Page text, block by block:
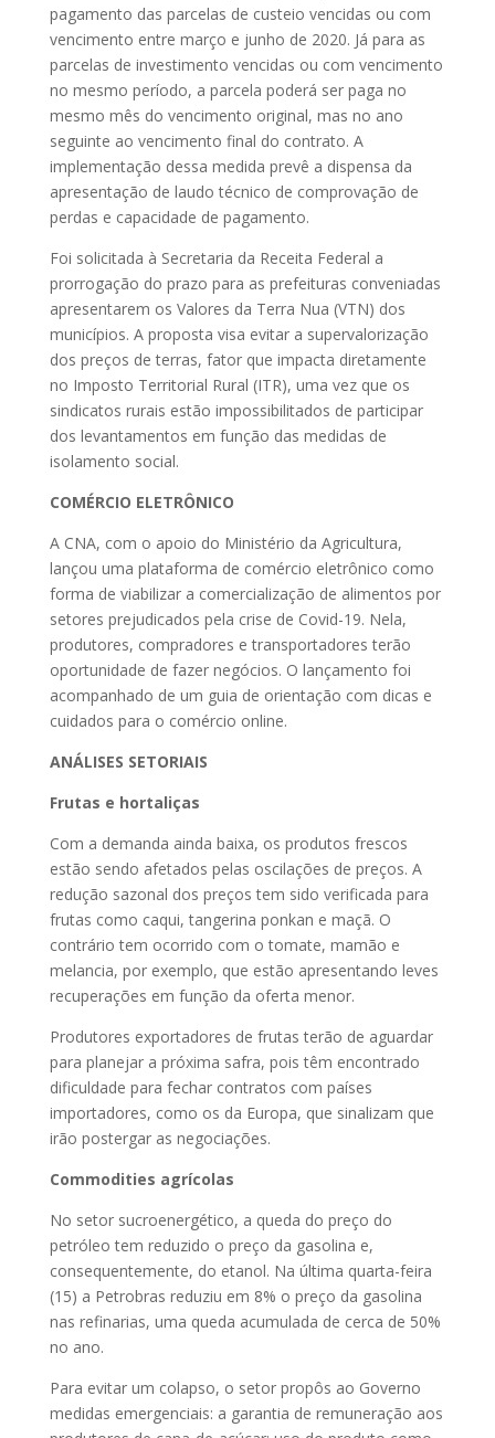
pagamento das parcelas de custeio vencidas ou com
vencimento entre março e junho de 2020. Já para as
parcelas de investimento vencidas ou com vencimento
no mesmo período, a parcela poderá ser paga no
mesmo mês do vencimento original, mas no ano
seguinte ao vencimento final do contrato. A
implementação dessa medida prevê a dispensa da
apresentação de laudo técnico de comprovação de
perdas e capacidade de pagamento.
Foi solicitada à Secretaria da Receita Federal a
prorrogação do prazo para as prefeituras conveniadas
apresentarem os Valores da Terra Nua (VTN) dos
municípios. A proposta visa evitar a supervalorização
dos preços de terras, fator que impacta diretamente
no Imposto Territorial Rural (ITR), uma vez que os
sindicatos rurais estão impossibilitados de participar
dos levantamentos em função das medidas de
isolamento social.
COMÉRCIO ELETRÔNICO
A CNA, com o apoio do Ministério da Agricultura,
lançou uma plataforma de comércio eletrônico como
forma de viabilizar a comercialização de alimentos por
setores prejudicados pela crise de Covid-19. Nela,
produtores, compradores e transportadores terão
oportunidade de fazer negócios. O lançamento foi
acompanhado de um guia de orientação com dicas e
cuidados para o comércio online.
ANÁLISES SETORIAIS
Frutas e hortaliças
Com a demanda ainda baixa, os produtos frescos
estão sendo afetados pelas oscilações de preços. A
redução sazonal dos preços tem sido verificada para
frutas como caqui, tangerina ponkan e maçã. O
contrário tem ocorrido com o tomate, mamão e
melancia, por exemplo, que estão apresentando leves
recuperações em função da oferta menor.
Produtores exportadores de frutas terão de aguardar
para planejar a próxima safra, pois têm encontrado
dificuldade para fechar contratos com países
importadores, como os da Europa, que sinalizam que
irão postergar as negociações.
Commodities agrícolas
No setor sucroenergético, a queda do preço do
petróleo tem reduzido o preço da gasolina e,
consequentemente, do etanol. Na última quarta-feira
(15) a Petrobras reduziu em 8% o preço da gasolina
nas refinarias, uma queda acumulada de cerca de 50%
no ano.
Para evitar um colapso, o setor propôs ao Governo
medidas emergenciais: a garantia de remuneração aos